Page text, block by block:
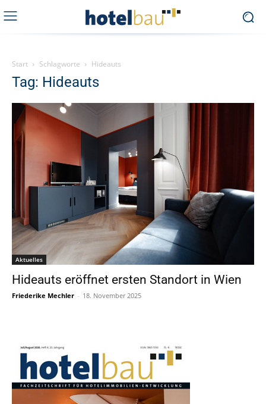
Start Schlagworte Hideauts
Tag: Hideauts
Aktuelles
Hideauts eröffnet ersten Standort in Wien
Friederike Mechler - 18. November 2025